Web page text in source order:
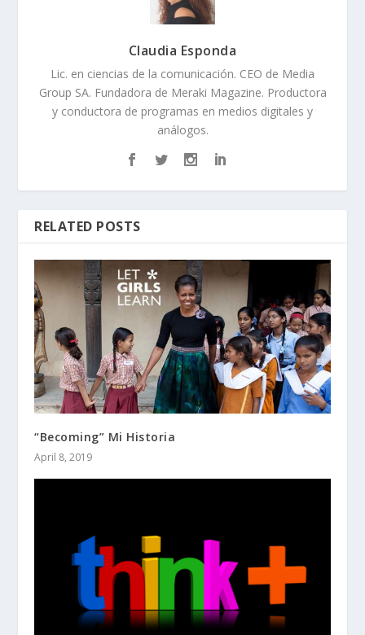
Claudia Esponda
Lic. en ciencias de la comunicación. CEO de Media
Group SA. Fundadora de Meraki Magazine. Productora
y conductora de programas en medios digitales y
análogos.
RELATED POSTS
“Becoming” Mi Historia
April 8, 2019